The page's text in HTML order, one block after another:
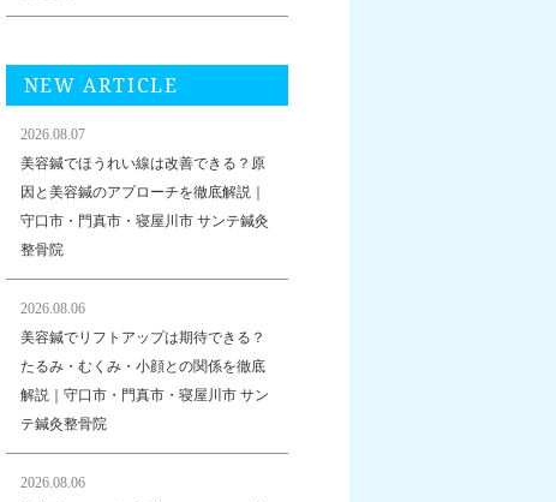
NEW ARTICLE
2026.08.07
美容鍼でほうれい線は改善できる？原
因と美容鍼のアプローチを徹底解説｜
守口市・門真市・寝屋川市 サンテ鍼灸
整骨院
2026.08.06
美容鍼でリフトアップは期待できる？
たるみ・むくみ・小顔との関係を徹底
解説｜守口市・門真市・寝屋川市 サン
テ鍼灸整骨院
2026.08.06